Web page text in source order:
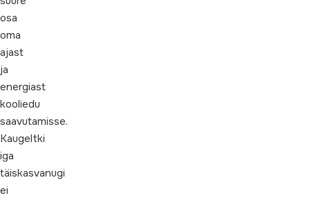
osa
oma
ajast
ja
energiast
kooliedu
saavutamisse.
Kaugeltki
iga
täiskasvanugi
ei